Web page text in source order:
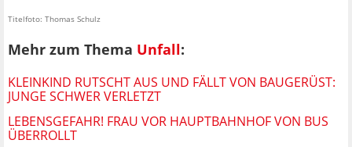
Titelfoto: Thomas Schulz
Mehr zum Thema Unfall:
KLEINKIND RUTSCHT AUS UND FÄLLT VON BAUGERÜST:
JUNGE SCHWER VERLETZT
LEBENSGEFAHR! FRAU VOR HAUPTBAHNHOF VON BUS
ÜBERROLLT